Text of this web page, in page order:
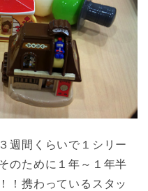
週間くらいで１シリー
のために１年～１年半
！携わっているスタッ